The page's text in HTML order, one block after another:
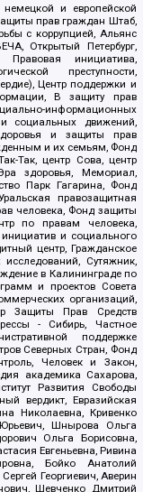
и европейской
прав граждан Штаб,
с коррупцией, Альянс
Открытый Петербург,
Правовая инициатива,
преступности,
Центр поддержки и
В защиту прав
информационных
социальных движений,
и защиты прав
и их семьям, Фонд
Так, центр Сова, центр
здоровья, Мемориал,
Парк Гагарина, Фонд
правозащитная
человека, Фонд защиты
по правам человека,
и социального
центр, Гражданское
Сутяжник,
в Калининграде по
и проектов Совета
организаций,
Защиты Прав Средств
- Сибирь, Частное
поддержке
Северных Стран, Фонд
Человек и Закон,
академика Сахарова,
Развития Свободы
вердикт, Евразийская
Николаевна, Кривенко
Шнырова Ольга
Ольга Борисовна,
Евгеньевна, Ривина
Бойко Анатолий
Георгиевич, Аверин
Шевченко Дмитрий